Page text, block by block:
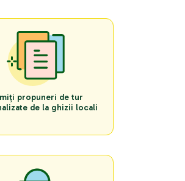
propuneri de tur
de la ghizii locali